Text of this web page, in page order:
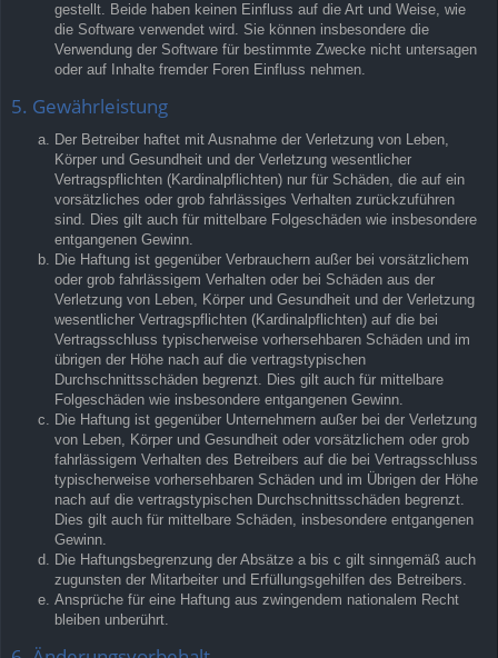
gestellt. Beide haben keinen Einfluss auf die Art und Weise, wie
die Software verwendet wird. Sie können insbesondere die
Verwendung der Software für bestimmte Zwecke nicht untersagen
oder auf Inhalte fremder Foren Einfluss nehmen.
5. Gewährleistung
Der Betreiber haftet mit Ausnahme der Verletzung von Leben,
Körper und Gesundheit und der Verletzung wesentlicher
Vertragspflichten (Kardinalpflichten) nur für Schäden, die auf ein
vorsätzliches oder grob fahrlässiges Verhalten zurückzuführen
sind. Dies gilt auch für mittelbare Folgeschäden wie insbesondere
entgangenen Gewinn.
Die Haftung ist gegenüber Verbrauchern außer bei vorsätzlichem
oder grob fahrlässigem Verhalten oder bei Schäden aus der
Verletzung von Leben, Körper und Gesundheit und der Verletzung
wesentlicher Vertragspflichten (Kardinalpflichten) auf die bei
Vertragsschluss typischerweise vorhersehbaren Schäden und im
übrigen der Höhe nach auf die vertragstypischen
Durchschnittsschäden begrenzt. Dies gilt auch für mittelbare
Folgeschäden wie insbesondere entgangenen Gewinn.
Die Haftung ist gegenüber Unternehmern außer bei der Verletzung
von Leben, Körper und Gesundheit oder vorsätzlichem oder grob
fahrlässigem Verhalten des Betreibers auf die bei Vertragsschluss
typischerweise vorhersehbaren Schäden und im Übrigen der Höhe
nach auf die vertragstypischen Durchschnittsschäden begrenzt.
Dies gilt auch für mittelbare Schäden, insbesondere entgangenen
Gewinn.
Die Haftungsbegrenzung der Absätze a bis c gilt sinngemäß auch
zugunsten der Mitarbeiter und Erfüllungsgehilfen des Betreibers.
Ansprüche für eine Haftung aus zwingendem nationalem Recht
bleiben unberührt.